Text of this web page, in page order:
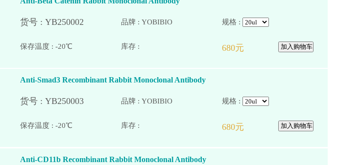
品牌 : YOBIBIO 规格 :
保存温度 : -20℃
Anti-Smad3 Recombinant Rabbit Monoclonal Antibody
品牌 : YOBIBIO 规格 :
保存温度 : -20℃
Anti-CD11b Recombinant Rabbit Monoclonal Antibody